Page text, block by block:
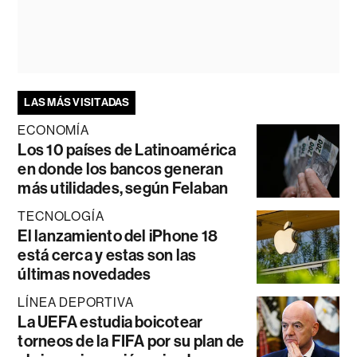
LAS MÁS VISITADAS
ECONOMÍA
Los 10 países de Latinoamérica
en donde los bancos generan
más utilidades, según Felaban
TECNOLOGÍA
El lanzamiento del iPhone 18
está cerca y estas son las
últimas novedades
LÍNEA DEPORTIVA
La UEFA estudia boicotear
torneos de la FIFA por su plan de